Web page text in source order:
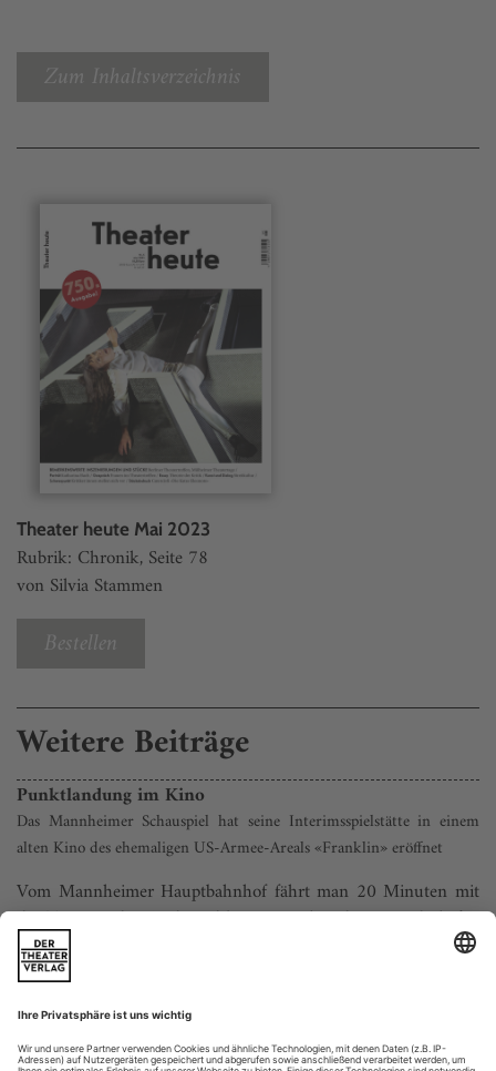
Zum Inhaltsverzeichnis
Theater heute Mai 2023
Rubrik: Chronik, Seite 78
von Silvia Stammen
Bestellen
Weitere Beiträge
Punktlandung im Kino
Das Mannheimer Schauspiel hat seine Interimsspielstätte in einem
alten Kino des ehemaligen US-Armee-Areals «Franklin» eröffnet
Vom Mannheimer Hauptbahnhof fährt man 20 Minuten mit
der Tram an den Stadtrand bis zum «Platz der Freundschaft».
Dann steht man direkt davor: vorm alten Kino des
ehemaligen US-amerikanischen Kasernenareals «Franklin».
diesem zum Theater umgebauten Lichtspielhaus
untergekommen. Mindestens für fünf Jahre. So...